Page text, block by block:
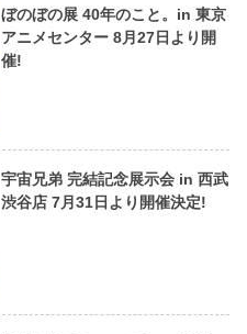
ぼのぼの展 40年のこと。in 東京
アニメセンター 8月27日より開
催!
宇宙兄弟 完結記念展示会 in 西武
渋谷店 7月31日より開催決定!